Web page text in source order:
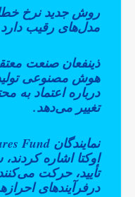
روش جدید نرخ
مدل‌های رقیب
ذینفعان صنعت
هوش مصنوعی
درباره اعتماد به
تغییر می‌دهد.
اوکتا اشاره
تأیید، حرکت
درفرآیندهای